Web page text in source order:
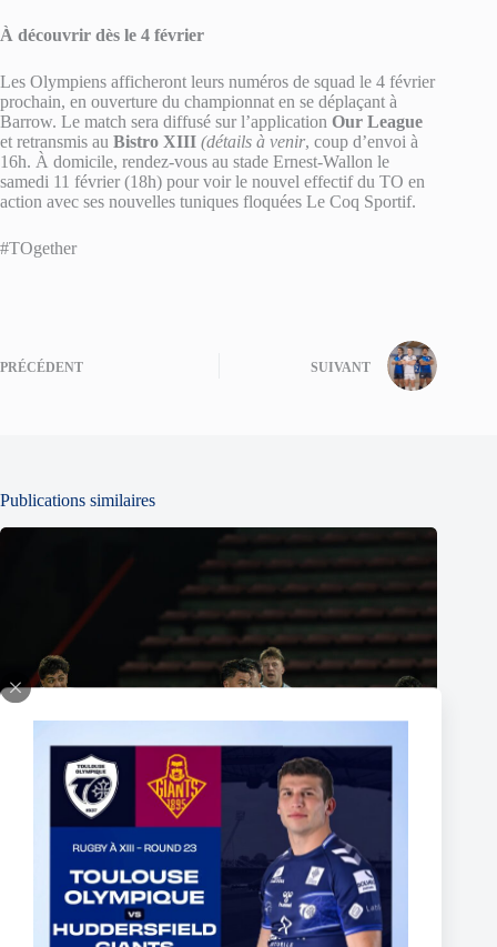
À découvrir dès le 4 février
Les Olympiens afficheront leurs numéros de squad le 4 février
prochain, en ouverture du championnat en se déplaçant à
Barrow. Le match sera diffusé sur l’application Our League
et retransmis au Bistro XIII (détails à venir, coup d’envoi à
16h. À domicile, rendez-vous au stade Ernest-Wallon le
samedi 11 février (18h) pour voir le nouvel effectif du TO en
action avec ses nouvelles tuniques floquées Le Coq Sportif.
#TOgether
PRÉCÉDENT SUIVANT
Publications similaires